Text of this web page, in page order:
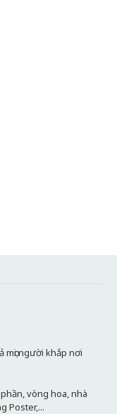
người khắp nơi
vòng hoa, nhà
Poster,...